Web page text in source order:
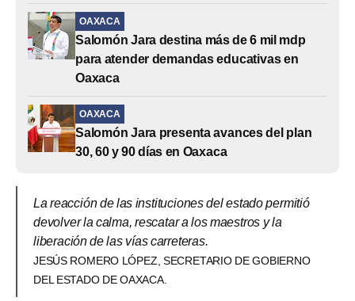
OAXACA
Salomón Jara destina más de 6 mil mdp
para atender demandas educativas en
Oaxaca
OAXACA
Salomón Jara presenta avances del plan
30, 60 y 90 días en Oaxaca
La reacción de las instituciones del estado permitió
devolver la calma, rescatar a los maestros y la
liberación de las vías carreteras.
JESÚS ROMERO LÓPEZ, SECRETARIO DE GOBIERNO
DEL ESTADO DE OAXACA.